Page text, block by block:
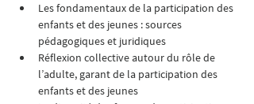
Les fondamentaux de la participation des
enfants et des jeunes : sources
pédagogiques et juridiques
Réflexion collective autour du rôle de
l’adulte, garant de la participation des
enfants et des jeunes